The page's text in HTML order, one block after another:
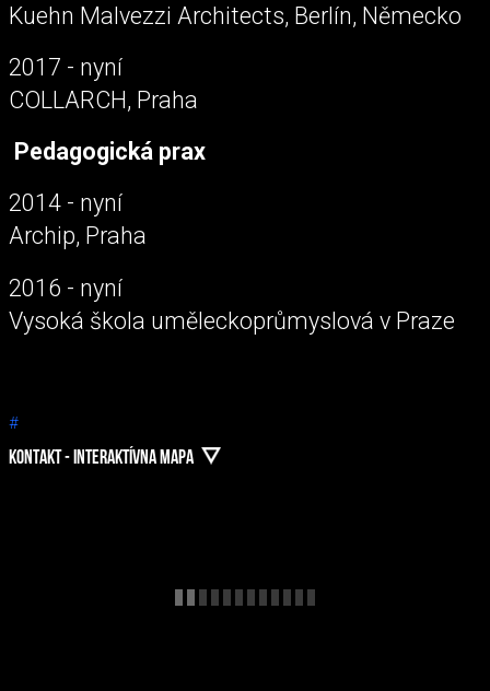
Kuehn Malvezzi Architects, Berlín, Německo
2017 - nyní
COLLARCH, Praha
Pedagogická prax
2014 - nyní
Archip, Praha
2016 - nyní
Vysoká škola uměleckoprůmyslová v Praze
#
KONTAKT - INTERAKTÍVNA MAPA